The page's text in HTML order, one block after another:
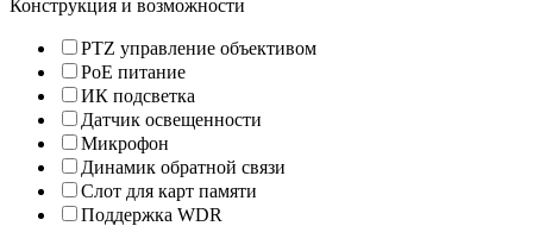
Конструкция и возможности
PTZ управление объективом
PoE питание
ИК подсветка
Датчик освещенности
Микрофон
Динамик обратной связи
Слот для карт памяти
Поддержка WDR